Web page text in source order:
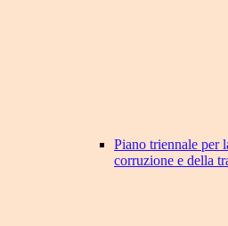
Piano triennale per
corruzione e della